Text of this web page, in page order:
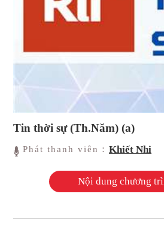
Tin thời sự (Th.Năm) (a)
Phát thanh viên：Khiết Nhi
Nội dung chương